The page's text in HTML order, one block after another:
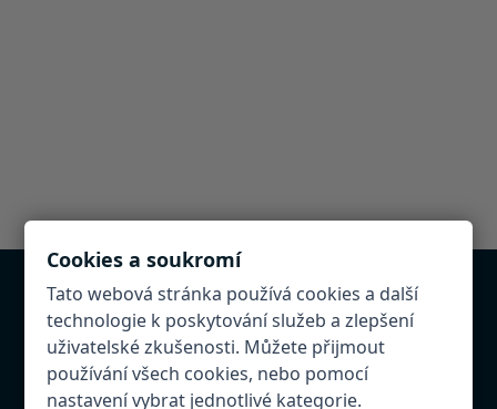
Chcete být v databázi?
Provozujete atrakci, restauraci, penzion v
Hradeckém regionu. Napište nám! Rádi Vás přidáme
Cookies a soukromí
Tato webová stránka používá cookies a další
technologie k poskytování služeb a zlepšení
uživatelské zkušenosti. Můžete přijmout
používání všech cookies, nebo pomocí
nastavení vybrat jednotlivé kategorie.